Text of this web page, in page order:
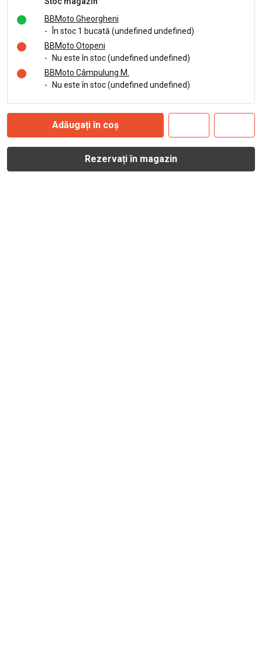
BBMoto Gheorgheni
-
În stoc 1 bucată (undefined undefined)
BBMoto Otopeni
-
Nu este în stoc (undefined undefined)
BBMoto Câmpulung M.
-
Nu este în stoc (undefined undefined)
Adăugați în coș
Rezervați în magazin